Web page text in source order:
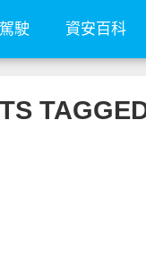
駛 資安百科